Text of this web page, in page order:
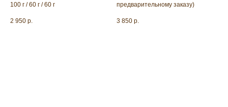
100 г / 60 г / 60 г
2 950 р.
предварительному заказу)
3 850 р.